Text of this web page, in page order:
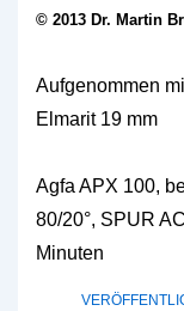
© 2013 Dr. Martin
Aufgenommen
Elmarit 19 mm
Agfa APX 100,
80/20°, SPUR
Minuten